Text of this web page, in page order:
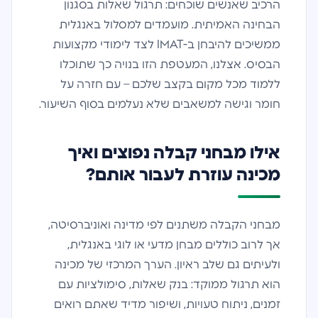
הרכיב שאנשים שוכחים: תרגול שאלות בסגנון
הבחינה האמיתית. מועמדים למסלול באנגלית
ממשיכים להיבחן ב-IMAT לצד לימודי מקצועות
הבסיס. אצלנו, המעטפת הזו בנויה כך שתוכלו
ללמוד מכל מקום בקצב שלכם – עם חזרה על
חומר וגישה למשאבים שלא נעלמים בסוף השיעור.
אילו מבחני קבלה נפוצים ואיך
מכינה עוזרת לעבור אותם?
מבחני הקבלה משתנים לפי מדינה ואוניברסיטה,
אך לרוב כוללים מבחן מדעי או לוגי באנגלית,
ולעיתים גם שלב ראיון. הערך המרכזי של מכינה
הוא תרגול ממוקד: בנק שאלות, סימולציות עם
זמנים, ניתוח טעויות, ושיפור מדיד שאתם רואים